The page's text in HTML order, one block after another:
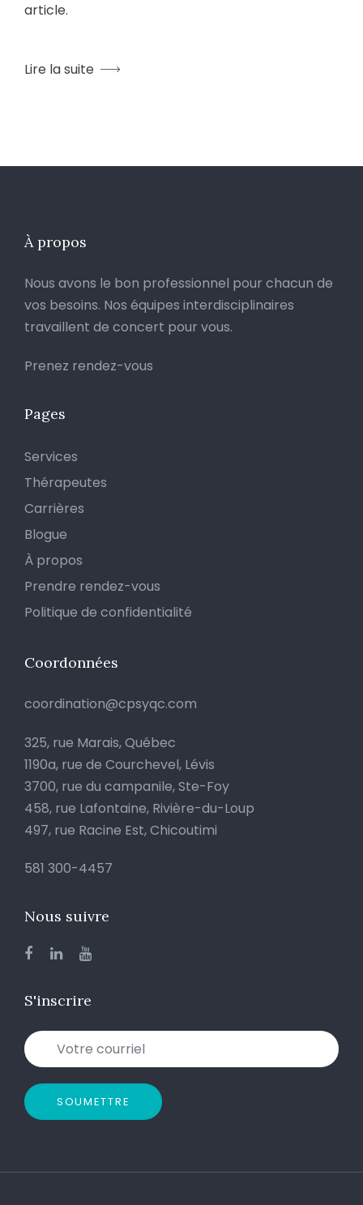
article.
Lire la suite
À propos
Nous avons le bon professionnel pour chacun de
vos besoins. Nos équipes interdisciplinaires
travaillent de concert pour vous.
Prenez rendez-vous
Pages
Services
Thérapeutes
Carrières
Blogue
À propos
Prendre rendez-vous
Politique de confidentialité
Coordonnées
coordination@cpsyqc.com
325, rue Marais, Québec
1190a, rue de Courchevel, Lévis
3700, rue du campanile, Ste-Foy
458, rue Lafontaine, Rivière-du-Loup
497, rue Racine Est, Chicoutimi
581 300-4457
Nous suivre
S'inscrire
SOUMETTRE